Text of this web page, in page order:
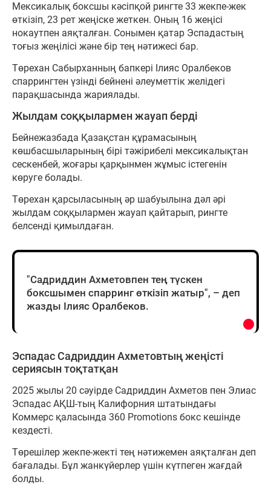
Мексикалық боксшы кәсіпқой рингте 33 жекпе-жек
өткізіп, 23 рет жеңіске жеткен. Оның 16 жеңісі
нокаутпен аяқталған. Сонымен қатар Эспадастың
тоғыз жеңілісі және бір тең нәтижесі бар.
Төрехан Сабырханның бапкері Ілияс Оралбеков
спаррингтен үзінді бейнені әлеуметтік желідегі
парақшасында жариялады.
Жылдам соққылармен жауап берді
Бейнежазбада Қазақстан құрамасының
көшбасшыларының бірі тәжірибелі мексикалықтан
сескенбей, жоғары қарқынмен жұмыс істегенін
көруге болады.
Төрехан қарсыласының әр шабуылына дәл әрі
жылдам соққылармен жауап қайтарып, рингте
белсенді қимылдаған.
"Садриддин Ахметовпен тең түскен
боксшымен спарринг өткізіп жатыр", – деп
жазды Ілияс Оралбеков.
Эспадас Садриддин Ахметовтың жеңісті
сериясын тоқтатқан
2025 жылы 20 сәуірде Садриддин Ахметов пен Элиас
Эспадас АҚШ-тың Калифорния штатындағы
Коммерс қаласында 360 Promotions бокс кешінде
кездесті.
Төрешілер жекпе-жекті тең нәтижемен аяқталған деп
бағалады. Бұл жанкүйерлер үшін күтпеген жағдай
болды.